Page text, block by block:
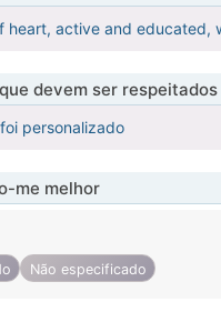
heart, active and educated,
devem ser respeitados
personalizado
me melhor
Não especificado